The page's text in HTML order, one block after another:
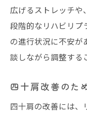
広げるストレッチや
段階的なリハビリプ
の進行状況に不安が
談しながら調整する
四十肩改善のた
四十肩の改善には、